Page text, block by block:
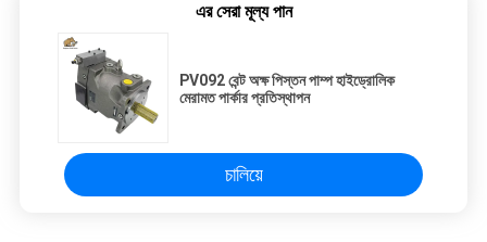
এর সেরা মূল্য পান
PV092 বেন্ট অক্ষ পিস্তন পাম্প হাইড্রোলিক
মেরামত পার্কার প্রতিস্থাপন
চালিয়ে